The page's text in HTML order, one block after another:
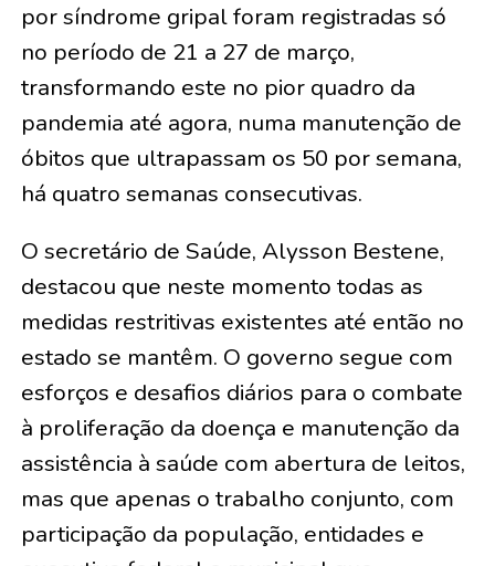
por síndrome gripal foram registradas só
no período de 21 a 27 de março,
transformando este no pior quadro da
pandemia até agora, numa manutenção de
óbitos que ultrapassam os 50 por semana,
há quatro semanas consecutivas.
O secretário de Saúde, Alysson Bestene,
destacou que neste momento todas as
medidas restritivas existentes até então no
estado se mantêm. O governo segue com
esforços e desafios diários para o combate
à proliferação da doença e manutenção da
assistência à saúde com abertura de leitos,
mas que apenas o trabalho conjunto, com
participação da população, entidades e